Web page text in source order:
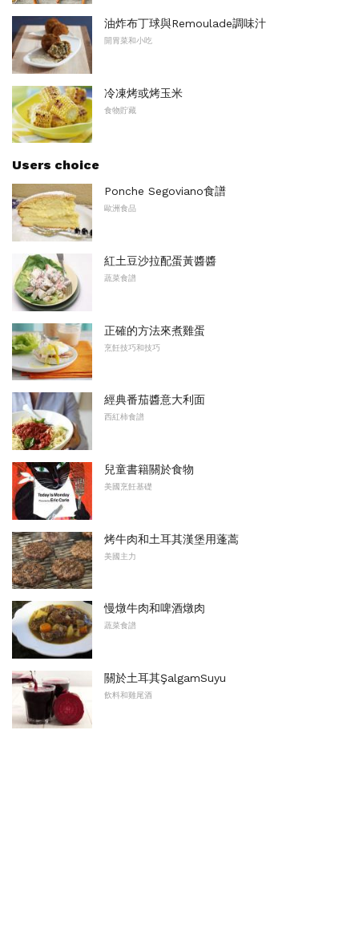
油炸布丁球與Remoulade調味汁
開胃菜和小吃
冷凍烤或烤玉米
食物貯藏
Users choice
Ponche Segoviano食譜
歐洲食品
紅土豆沙拉配蛋黃醬醬
蔬菜食譜
正確的方法來煮雞蛋
烹飪技巧和技巧
經典番茄醬意大利面
西紅柿食譜
兒童書籍關於食物
美國烹飪基礎
烤牛肉和土耳其漢堡用蓬蒿
美國主力
慢燉牛肉和啤酒燉肉
蔬菜食譜
關於土耳其ŞalgamSuyu
飲料和雞尾酒